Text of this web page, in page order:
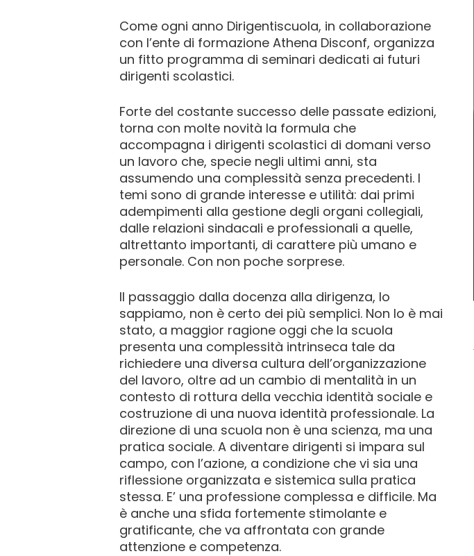
Come ogni anno Dirigentiscuola, in collaborazione
con l’ente di formazione Athena Disconf, organizza
un fitto programma di seminari dedicati ai futuri
dirigenti scolastici.
Forte del costante successo delle passate edizioni,
torna con molte novità la formula che
accompagna i dirigenti scolastici di domani verso
un lavoro che, specie negli ultimi anni, sta
assumendo una complessità senza precedenti. I
temi sono di grande interesse e utilità: dai primi
adempimenti alla gestione degli organi collegiali,
dalle relazioni sindacali e professionali a quelle,
altrettanto importanti, di carattere più umano e
personale. Con non poche sorprese.
Il passaggio dalla docenza alla dirigenza, lo
sappiamo, non è certo dei più semplici. Non lo è mai
stato, a maggior ragione oggi che la scuola
presenta una complessità intrinseca tale da
richiedere una diversa cultura dell’organizzazione
del lavoro, oltre ad un cambio di mentalità in un
contesto di rottura della vecchia identità sociale e
costruzione di una nuova identità professionale. La
direzione di una scuola non è una scienza, ma una
pratica sociale. A diventare dirigenti si impara sul
campo, con l’azione, a condizione che vi sia una
riflessione organizzata e sistemica sulla pratica
stessa. E’ una professione complessa e difficile. Ma
è anche una sfida fortemente stimolante e
gratificante, che va affrontata con grande
attenzione e competenza.